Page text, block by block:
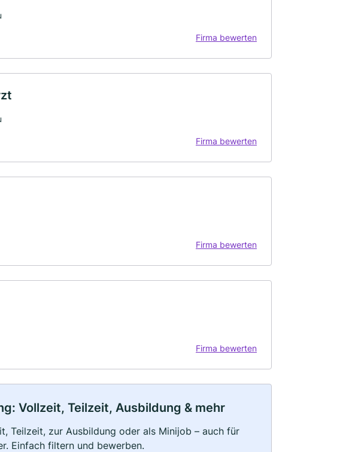
Firma bewerten
Firma bewerten
Firma bewerten
Firma bewerten
Vollzeit, Teilzeit, Ausbildung & mehr
Teilzeit, zur Ausbildung oder als Minijob – auch für
Einfach filtern und bewerben.